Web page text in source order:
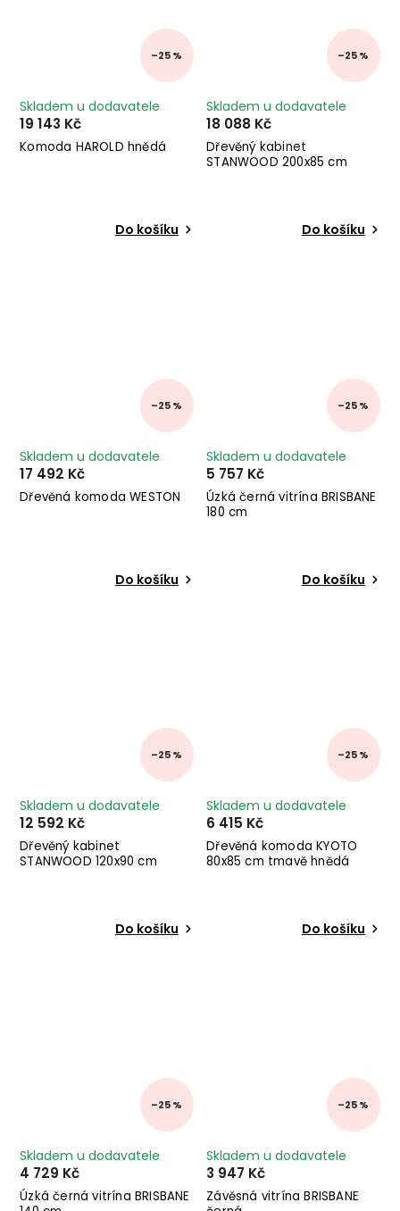
–25 %
Komoda HAROLD hnědá
Skladem u dodavatele
19 143 Kč
Do košíku
–25 %
Dřevěný kabinet
STANWOOD 200x85 cm
Skladem u dodavatele
18 088 Kč
Do košíku
–25 %
Dřevěná komoda WESTON
Skladem u dodavatele
17 492 Kč
Do košíku
–25 %
Úzká černá vitrína BRISBANE
180 cm
Skladem u dodavatele
5 757 Kč
Do košíku
–25 %
Dřevěný kabinet
STANWOOD 120x90 cm
Skladem u dodavatele
12 592 Kč
Do košíku
–25 %
Dřevěná komoda KYOTO
80x85 cm tmavě hnědá
Skladem u dodavatele
6 415 Kč
Do košíku
–25 %
Úzká černá vitrína BRISBANE
Skladem u dodavatele
4 729 Kč
–25 %
Závěsná vitrína BRISBANE
Skladem u dodavatele
3 947 Kč